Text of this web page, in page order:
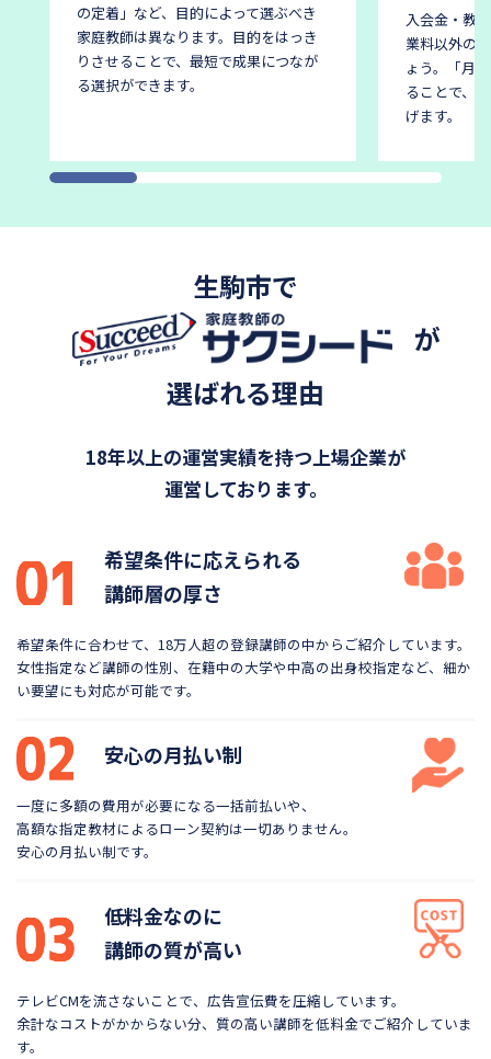
の定着」など、目的によって選ぶべき
家庭教師は異なります。 目的をはっき
りさせることで、最短で成果につなが
る選択ができます。
入会金・教
業料以外の
ょう。
「月
ることで、
げます。
生駒市で
が
選ばれる理由
18年以上の運営実績を持つ上場企業が
運営しております。
希望条件に応えられる
講師層の厚さ
希望条件に合わせて、18万人超の登録講師の中から ご紹介しています。
女性指定など講師の性別、在籍中の大学や中高の出身校指定など、細か
い要望にも対応が可能です。
安心の月払い制
一度に多額の費用が必要になる一括前払いや、
高額な指定教材によるローン契約は一切ありません。
安心の月払い制です。
低料金なのに
講師の質が高い
テレビCMを流さないことで、広告宣伝費を圧縮しています。
余計なコストがかからない分、質の高い講師を低料金でご紹介していま
す。